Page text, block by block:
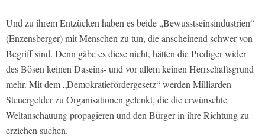
Und zu ihrem Entzücken haben es beide „Bewusstseinsindustrien“
(Enzensberger) mit Menschen zu tun, die anscheinend schwer von
Begriff sind. Denn gäbe es diese nicht, hätten die Prediger wider
des Bösen keinen Daseins- und vor allem keinen Herrschaftsgrund
mehr. Mit dem „Demokratiefördergesetz“ werden Milliarden
Steuergelder zu Organisationen gelenkt, die die erwünschte
Weltanschauung propagieren und den Bürger in ihre Richtung zu
erziehen suchen.